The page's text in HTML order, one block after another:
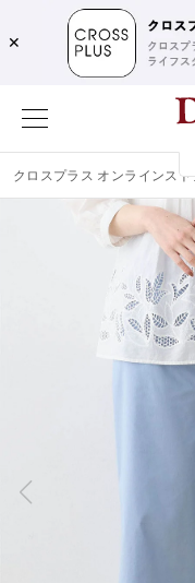
✕
クロスプラス オンラインスト